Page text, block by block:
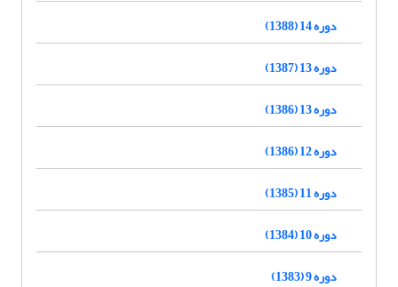
دوره 14 (1388)
دوره 13 (1387)
دوره 13 (1386)
دوره 12 (1386)
دوره 11 (1385)
دوره 10 (1384)
دوره 9 (1383)